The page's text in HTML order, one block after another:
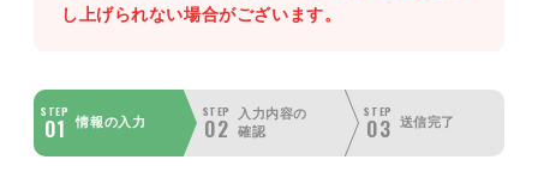
し上げられない場合がございます。
STEP
01 情報の入力
STEP
02
入力内容の
確認
STEP
03 送信完了